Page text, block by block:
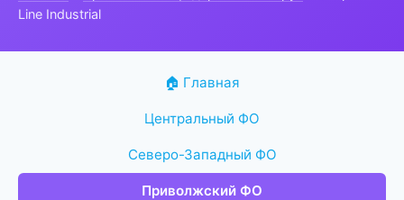
Line Industrial
🏠 Главная
Центральный ФО
Северо-Западный ФО
Приволжский ФО